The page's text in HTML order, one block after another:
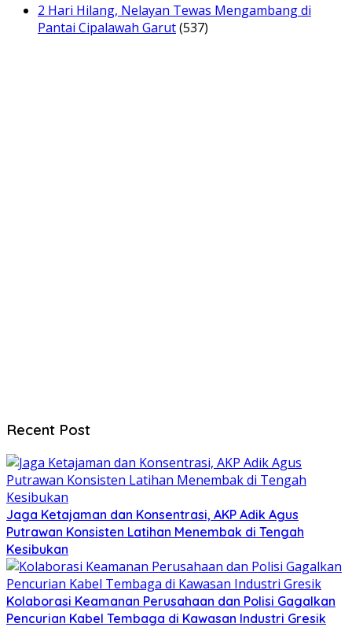
2 Hari Hilang, Nelayan Tewas Mengambang di
Pantai Cipalawah Garut(537)
Recent Post
Jaga Ketajaman dan Konsentrasi, AKP Adik Agus
Putrawan Konsisten Latihan Menembak di Tengah
Kesibukan
Kolaborasi Keamanan Perusahaan dan Polisi Gagalkan
Pencurian Kabel Tembaga di Kawasan Industri Gresik